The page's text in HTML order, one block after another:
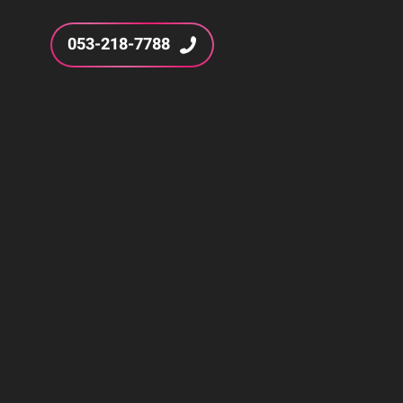
053-218-7788